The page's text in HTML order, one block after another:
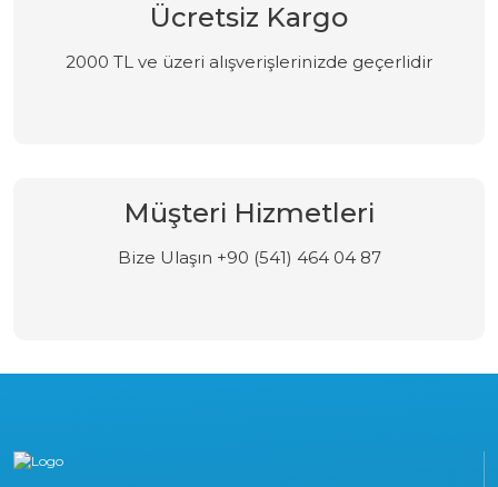
Ücretsiz Kargo
2000 TL ve üzeri alışverişlerinizde geçerlidir
Müşteri Hizmetleri
Bize Ulaşın +90 (541) 464 04 87